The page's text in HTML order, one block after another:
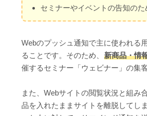
セミナーやイベントの告知のた
Webのプッシュ通知で主に使われる
ることです。そのため、 新商品・情
催するセミナー「ウェビナー」の集
また、Webサイトの閲覧状況と組み
品を入れたままサイトを離脱してし